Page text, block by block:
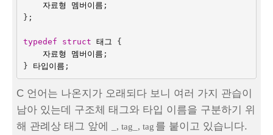
자료형
멤버이름 ;
};
typedef struct 태그
{
자료형
멤버이름 ;
}
타입이름 ;
C 언어는 나온지가 오래되다 보니 여러 가지 관습이
남아 있는데 구조체 태그와 타입 이름을 구분하기 위
해 관례상 태그 앞에
_, tag_, tag 를 붙이고 있습니다.